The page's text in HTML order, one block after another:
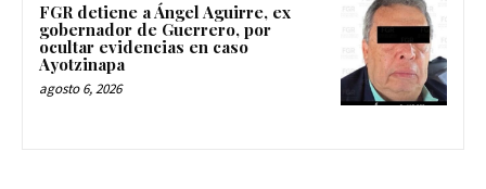
FGR detiene a Ángel Aguirre, ex
gobernador de Guerrero, por
ocultar evidencias en caso
Ayotzinapa
agosto 6, 2026